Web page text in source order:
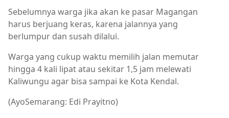
Sebelumnya warga jika akan ke pasar Magangan
harus berjuang keras, karena jalannya yang
berlumpur dan susah dilalui.
Warga yang cukup waktu memilih jalan memutar
hingga 4 kali lipat atau sekitar 1,5 jam melewati
Kaliwungu agar bisa sampai ke Kota Kendal.
(AyoSemarang: Edi Prayitno)